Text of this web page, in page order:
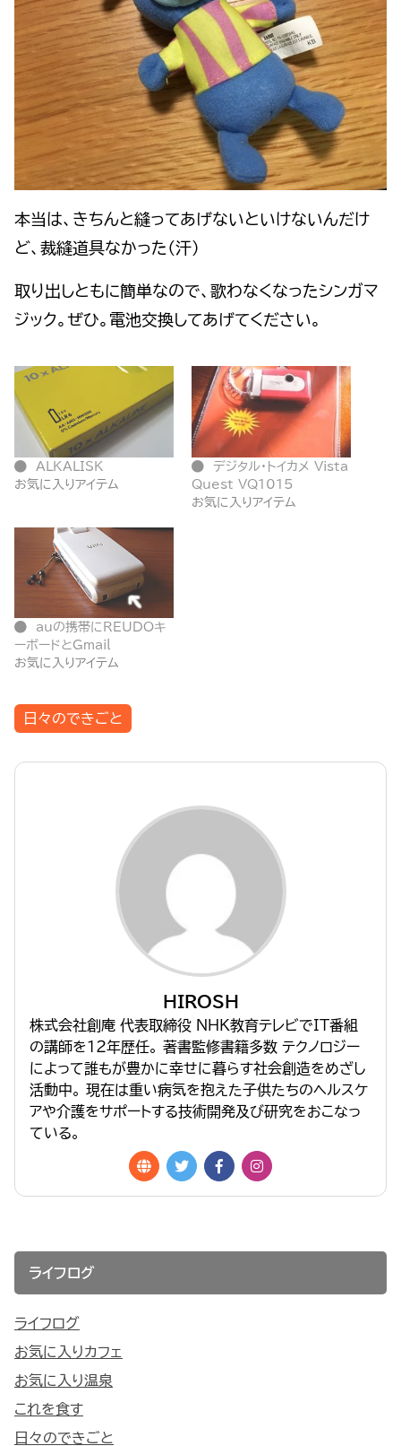
本当は、きちんと縫ってあげないといけないんだけ
ど、裁縫道具なかった（汗）
取り出しともに簡単なので、歌わなくなったシンガマ
ジック。ぜひ。電池交換してあげてください。
ALKALISK
お気に入りアイテム
デジタル・トイカメ Vista
Quest VQ1015
お気に入りアイテム
auの携帯にREUDOキ
ーボードとGmail
お気に入りアイテム
日々のできごと
HIROSH
株式会社創庵 代表取締役 NHK教育テレビでIT番組
の講師を１２年歴任。 著書監修書籍多数 テクノロジー
によって誰もが豊かに幸せに暮らす社会創造をめざし
活動中。 現在は重い病気を抱えた子供たちのヘルスケ
アや介護をサポートする技術開発及び研究をおこなっ
ている。
ライフログ
ライフログ
お気に入りカフェ
お気に入り温泉
これを食す
日々のできごと